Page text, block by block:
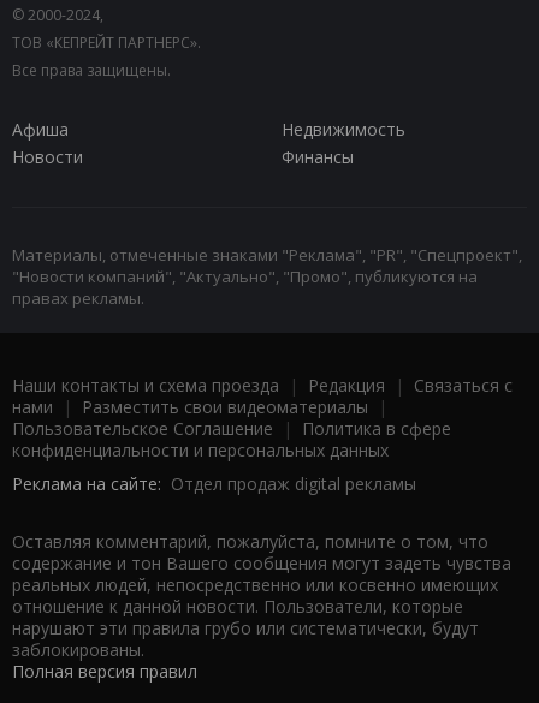
© 2000-2024,
ТОВ «КЕПРЕЙТ ПАРТНЕРС».
Все права защищены.
Афиша
Недвижимость
Новости
Финансы
Материалы, отмеченные знаками "Реклама", "PR", "Спецпроект",
"Новости компаний", "Актуально", "Промо", публикуются на
правах рекламы.
Наши контакты и схема проезда | Редакция | Связаться с
нами | Разместить свои видеоматериалы |
Пользовательское Соглашение |
Политика в сфере
конфиденциальности и персональных данных
Реклама на сайте: Отдел продаж digital рекламы
Оставляя комментарий, пожалуйста, помните о том, что
содержание и тон Вашего сообщения могут задеть чувства
реальных людей, непосредственно или косвенно имеющих
отношение к данной новости. Пользователи, которые
нарушают эти правила грубо или систематически, будут
заблокированы.
Полная версия правил